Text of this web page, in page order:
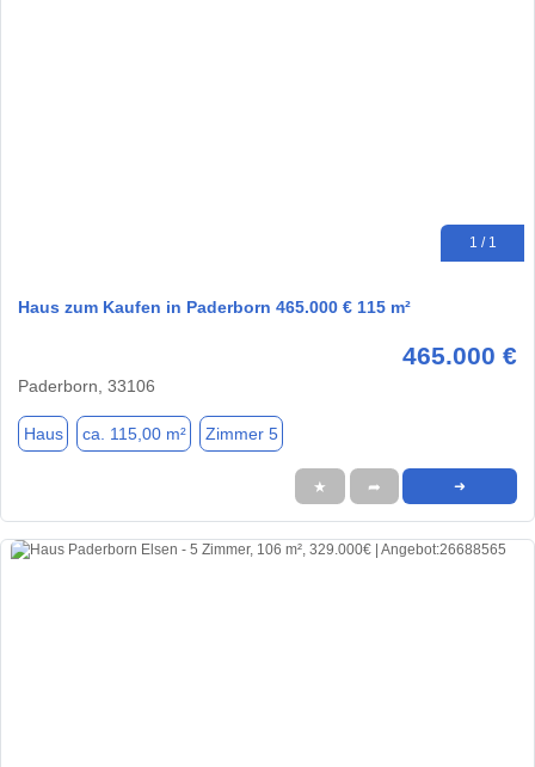
1 / 1
Haus zum Kaufen in Paderborn 465.000 € 115 m²
465.000 €
Paderborn, 33106
Haus ca. 115,00 m² Zimmer 5
★ ➦ ➜